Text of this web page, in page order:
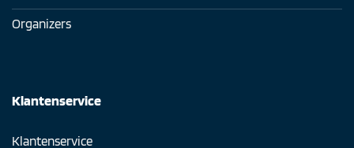
Organizers
Klantenservice
Klantenservice